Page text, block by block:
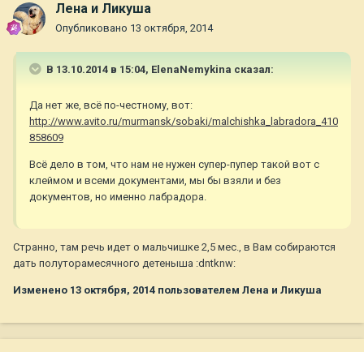
Лена и Ликуша
Опубликовано 13 октября, 2014
В 13.10.2014 в 15:04, ElenaNemykina сказал:
Да нет же, всё по-честному, вот:
http://www.avito.ru/murmansk/sobaki/malchishka_labradora_410
858609
Всё дело в том, что нам не нужен супер-пупер такой вот с
клеймом и всеми документами, мы бы взяли и без
документов, но именно лабрадора.
Странно, там речь идет о мальчишке 2,5 мес., в Вам собираются
дать полуторамесячного детеныша :dntknw:
Изменено 13 октября, 2014 пользователем Лена и Ликуша